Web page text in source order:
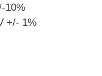
10%
+/- 1%